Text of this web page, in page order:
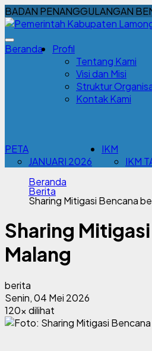
BADAN PENANGGULANGAN
Beranda
Profil
Tentang Kami
Visi dan Misi
Struktur
Kontak Kami
PETA
JANUARI 2026
IKM
IKM
Beranda
Berita
Sharing Mitigasi Bencana
Sharing
Malang
berita
Senin, 04 Mei 2026
120x dilihat